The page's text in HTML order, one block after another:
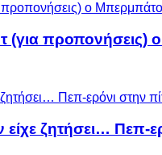
(για
είχε ζητήσει… Πεπ-